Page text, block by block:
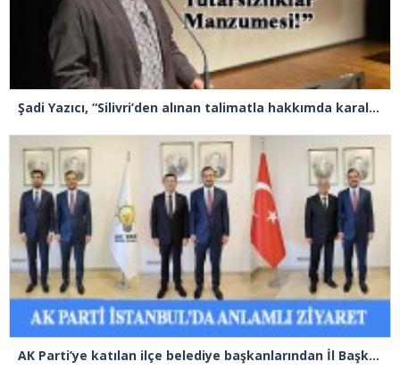
Şadi Yazıcı, “Silivri’den alınan talimatla hakkımda karalama kampanyası yürütülüyor”
AK Parti’ye katılan ilçe belediye başkanlarından İl Başkanı Özdemir’e ziyaret